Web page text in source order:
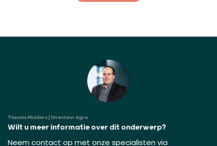
Theunis Mulders | Directeur Agro
Wilt u meer informatie over dit onderwerp?
Neem contact op met onze specialisten via